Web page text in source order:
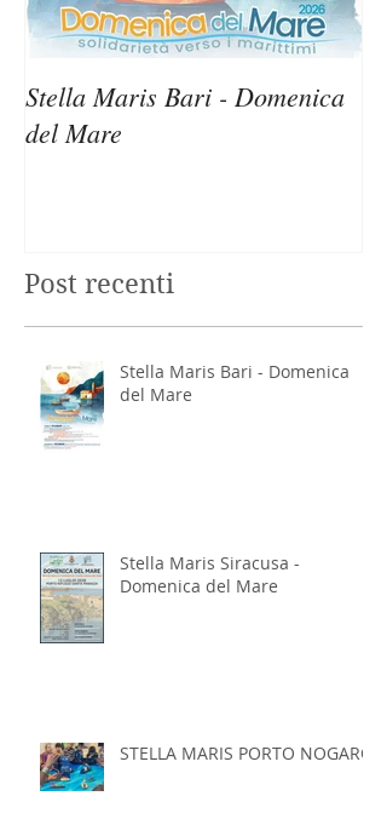
Stella Maris Bari - Domenica
del Mare
Post recenti
Stella Maris Bari - Domenica
del Mare
Stella Maris Siracusa -
Domenica del Mare
STELLA MARIS PORTO NOGARO